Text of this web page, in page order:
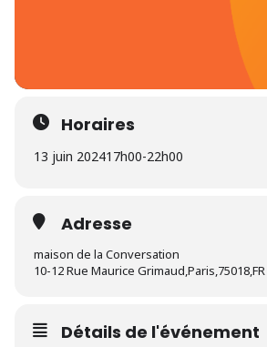
Horaires
13 juin 202417h00-22h00
Adresse
maison de la Conversation
10-12 Rue Maurice Grimaud,Paris,75018,FR
Détails de l'événement